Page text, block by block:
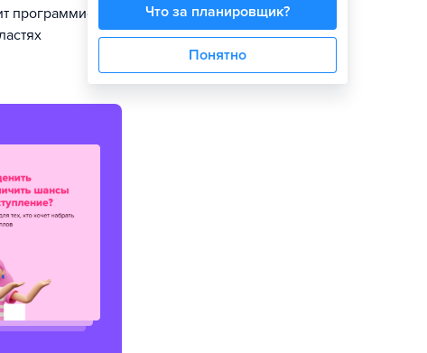
программистов
Что за планировщик?
Понятно